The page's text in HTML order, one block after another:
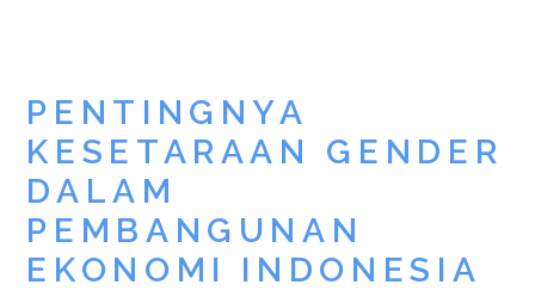
PENTINGNYA
KESETARAAN GENDER
DALAM
PEMBANGUNAN
EKONOMI INDONESIA